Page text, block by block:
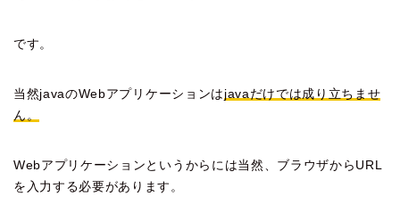
です。
当然javaのWebアプリケーションは javaだけでは成り立ちませ
ん。
Webアプリケーションというからには当然、ブラウザからURL
を入力する必要があります。